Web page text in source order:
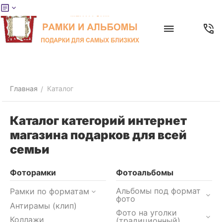
Главная / Каталог
Каталог категорий интернет
магазина подарков для всей
семьи
Фоторамки
Рамки по форматам
Антирамы (клип)
Коллажи
Фотоальбомы
Альбомы под формат
фото
Фото на уголки
Меню
товары